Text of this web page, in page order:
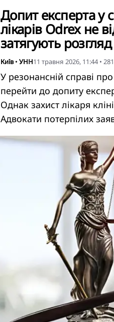
Допит експерта у
лікарів Odrex не
затягують
Київ• УНН11 травня 2026, 11:44•
У резонансній справі
перейти до допиту
Однак захист лікаря
Адвокати потерпілих